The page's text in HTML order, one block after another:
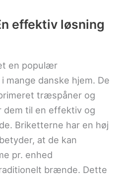
effektiv løsning
en populær
mange danske hjem. De
træspåner og
dem til en effektiv og
Briketterne har en høj
at de kan
pr. enhed
brænde. Dette